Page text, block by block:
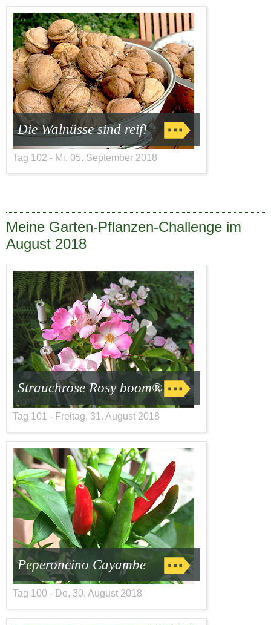
Die Walnüsse sind reif!
Tag 102 - Mi, 05. September 2018
Meine Garten-Pflanzen-Challenge im
August 2018
Strauchrose Rosy boom®
Tag 101 - Freitag, 31. August 2018
Peperoncino Cayambe
Tag 100 - Do, 30. August 2018